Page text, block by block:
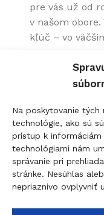
Na poskytovanie tých
technológie, ako sú
prístup k
technológiami nám
správanie pri
stránke. Nesúhlas
nepriaznivo ovplyvniť
pre vás už od
v našom
kľúč – vo
Kľúčová služba
M. R. Štefánika
0907 737 756 -